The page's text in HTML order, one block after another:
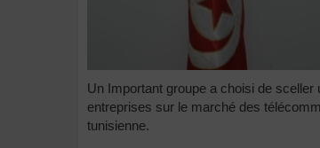
Un Important groupe a choisi de
entreprises sur le marché des
tunisienne.